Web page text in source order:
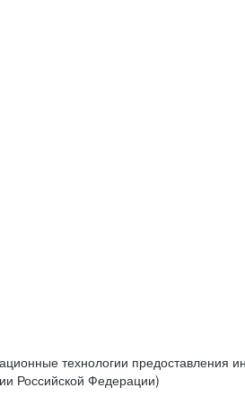
технологии предоставления
Российской Федерации)